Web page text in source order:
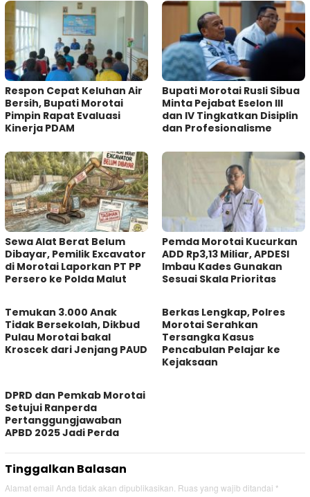
Respon Cepat Keluhan Air
Bersih, Bupati Morotai
Pimpin Rapat Evaluasi
Kinerja PDAM
Bupati Morotai Rusli Sibua
Minta Pejabat Eselon III
dan IV Tingkatkan Disiplin
dan Profesionalisme
Sewa Alat Berat Belum
Dibayar, Pemilik Excavator
di Morotai Laporkan PT PP
Persero ke Polda Malut
Pemda Morotai Kucurkan
ADD Rp3,13 Miliar, APDESI
Imbau Kades Gunakan
Sesuai Skala Prioritas
Temukan 3.000 Anak
Tidak Bersekolah, Dikbud
Pulau Morotai bakal
Kroscek dari Jenjang PAUD
Berkas Lengkap, Polres
Morotai Serahkan
Tersangka Kasus
Pencabulan Pelajar ke
Kejaksaan
DPRD dan Pemkab Morotai
Setujui Ranperda
Pertanggungjawaban
APBD 2025 Jadi Perda
Tinggalkan Balasan
Alamat email Anda tidak akan dipublikasikan. Ruas yang wajib ditandai *